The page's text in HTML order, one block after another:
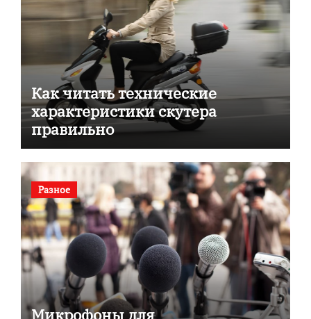
Как читать технические
характеристики скутера
правильно
Разное
Микрофоны для